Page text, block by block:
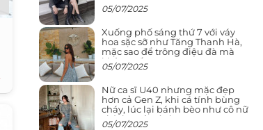
05/07/2025
Xuống phố sáng thứ 7 với váy
hoa sặc sỡ như Tăng Thanh Hà,
mặc sao để trông điệu đà mà
không sến
05/07/2025
Nữ ca sĩ U40 nhưng mặc đẹp
hơn cả Gen Z, khi cá tính bùng
cháy, lúc lại bánh bèo như cô nữ
chính ngôn tình
05/07/2025